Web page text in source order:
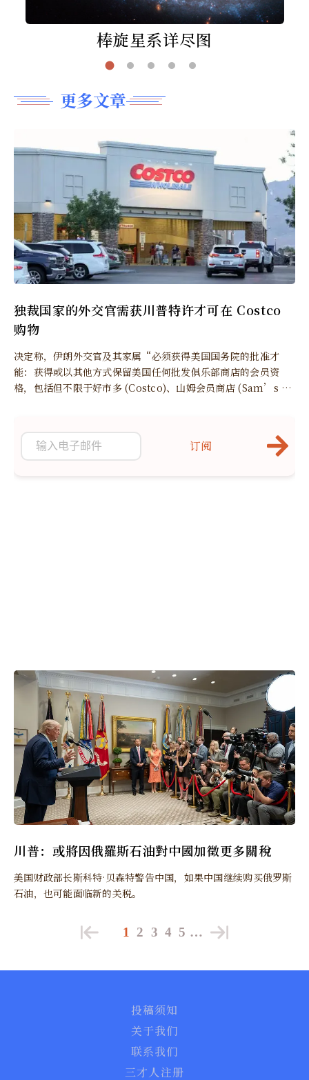
棒旋星系详尽图
更多文章
独裁国家的外交官需获川普特许才可在 Costco
购物
决定称，伊朗外交官及其家属“必须获得美国国务院的批准才
能：获得或以其他方式保留美国任何批发俱乐部商店的会员资
格，包括但不限于好市多 (Costco)、山姆会员商店 (Sam’s Cl
川普：或將因俄羅斯石油對中國加徵更多關稅
美国财政部长斯科特·贝森特警告中国，如果中国继续购买俄罗斯
石油，也可能面临新的关税。
订阅
1 2 3 4 5 …
投稿须知
关于我们
联系我们
三才人注册